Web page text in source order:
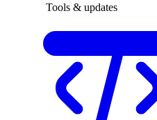
Tools & updates